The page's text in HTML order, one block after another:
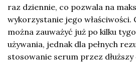
raz dziennie, co pozwala na
wykorzystanie jego właściwości.
można zauważyć już po kilku
używania, jednak dla pełnych
stosowanie serum przez dłuższy